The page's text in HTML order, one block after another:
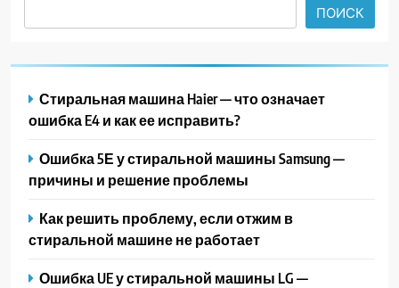
ПОИСК
Стиральная машина Haier — что означает
ошибка E4 и как ее исправить?
Ошибка 5Е у стиральной машины Samsung —
причины и решение проблемы
Как решить проблему, если отжим в
стиральной машине не работает
Ошибка UE у стиральной машины LG —